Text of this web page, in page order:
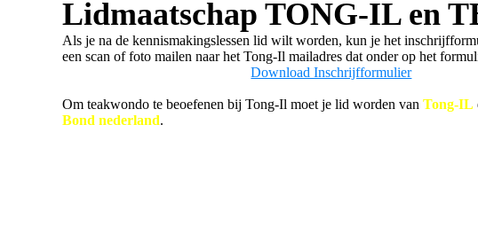
Lidmaatschap TONG-IL en
Als je na de kennismakingslessen lid wilt worden, kun je het
een scan of foto mailen naar het Tong-Il mailadres dat onder op het
Download Inschrijfformulier
Om teakwondo te beoefenen bij Tong-Il moet je lid worden vanTong-IL
Bond nederland.